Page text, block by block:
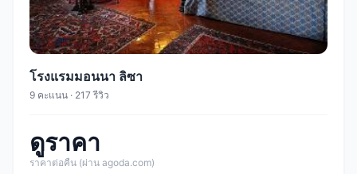
โรงแรมมอนนา ลิซา
9 คะแนน · 217 รีวิว
ดูราคา
ราคาต่อคืน (ผ่าน agoda.com)